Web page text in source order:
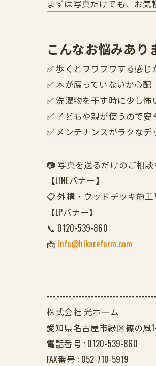
まずは写真だけでも、お気
こんなお悩みあり
✅ 歩くとフワフワする感じ
✅ 木が腐っていないか心配
✅ 洗濯物を干す時に少し怖
✅ 子どもや親が使うので安
✅ メンテナンスがラクな
📷 写真を送るだけのご相談
【LINEバナー】
📋 外構・ウッドデッキ施
【LPバナー】
📞 0120-539-860
📩 info@hikareform.com
株式会社 光ホーム
愛知県名古屋市緑区篠の風
電話番号 : 0120-539-860
FAX番号 : 052-710-5919